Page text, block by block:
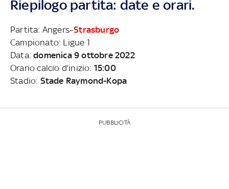
Riepilogo partita: date e orari.
Partita: Angers–Strasburgo
Campionato: Ligue 1
Data:domenica 9 ottobre 2022
Orario calcio d’inizio: 15:00
Stadio: Stade Raymond-Kopa
PUBBLICITÀ